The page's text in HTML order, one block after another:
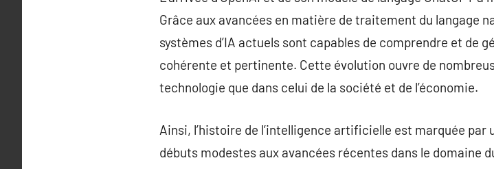
Grâce aux avancées en matière de traitement du langage
systèmes d’IA actuels sont capables de comprendre et de
cohérente et pertinente. Cette évolution ouvre de
technologie que dans celui de la société et de l’économie.
Ainsi, l’histoire de l’intelligence artificielle est marquée
débuts modestes aux avancées récentes dans le domaine